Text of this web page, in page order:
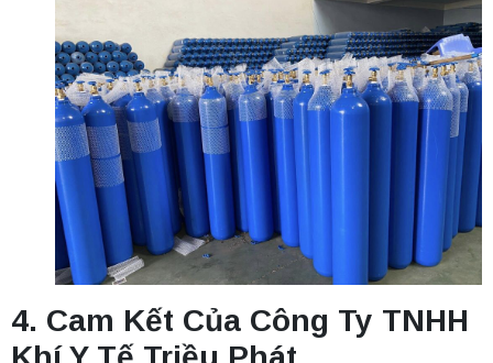
4. Cam Kết Của Công Ty TNHH